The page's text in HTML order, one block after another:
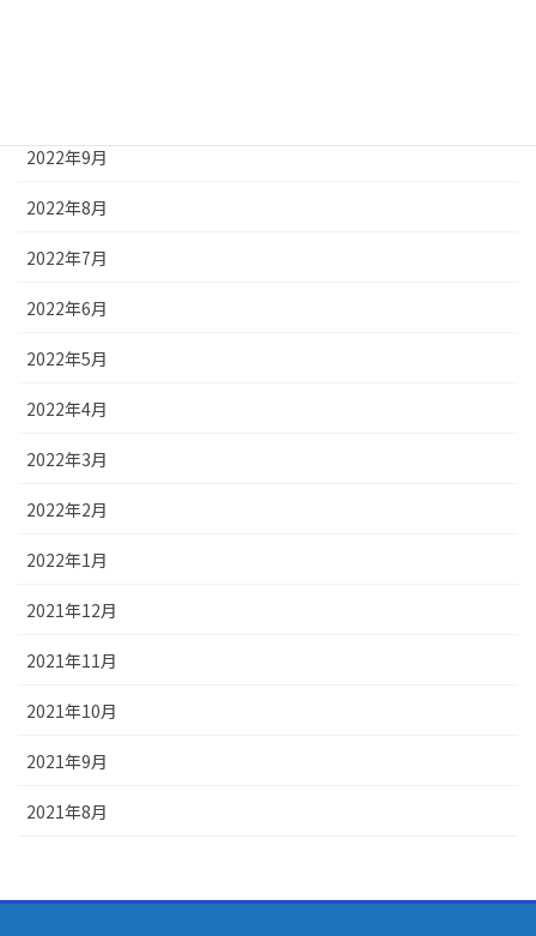
2022年9月
2022年8月
2022年7月
2022年6月
2022年5月
2022年4月
2022年3月
2022年2月
2022年1月
2021年12月
2021年11月
2021年10月
2021年9月
2021年8月